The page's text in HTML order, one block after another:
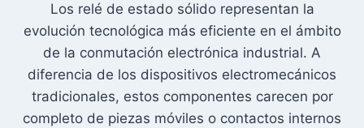
Los relé de estado sólido representan la
evolución tecnológica más eficiente en el ámbito
de la conmutación electrónica industrial. A
diferencia de los dispositivos electromecánicos
tradicionales, estos componentes carecen por
completo de piezas móviles o contactos internos